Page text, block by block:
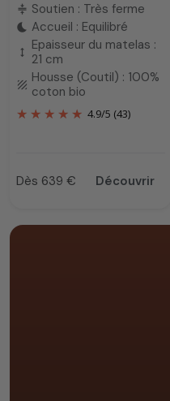
compress Soutien : Très ferme
bedtime Accueil : Equilibré
height
Epaisseur du matelas :
21 cm
texture Housse (Coutil) : 100%
coton bio
4.9/5 (43)
Prix
Dès 639 € Découvrir